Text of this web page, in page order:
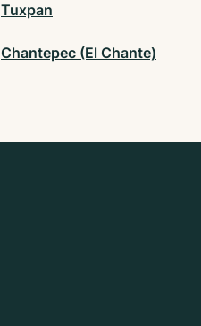
Tuxpan
Chantepec (El Chante)